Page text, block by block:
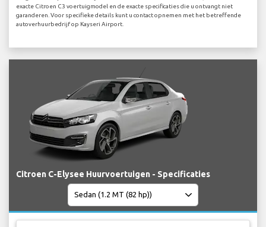
exacte Citroen C3 voertuigmodel en de exacte specificaties die u ontvangt niet
garanderen. Voor specifieke details kunt u contact opnemen met het betreffende
autoverhuurbedrijf op Kayseri Airport.
Citroen C-Elysee Huurvoertuigen - Specificaties